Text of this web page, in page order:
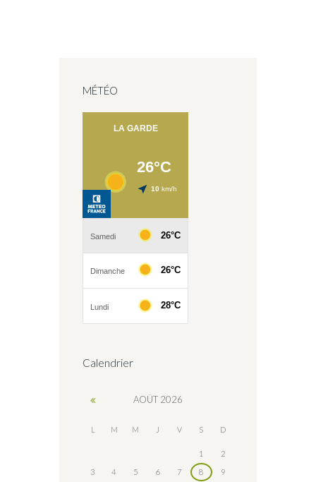
MÉTÉO
Calendrier
AOÛT 2026
L M M J V S D
1
2
3
4 5 6 7 8 9